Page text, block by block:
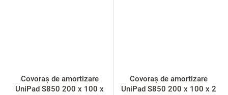
Covoraș de amortizare
UniPad S850 200 x 100 x
Covoraș de amortizare
UniPad S850 200 x 100 x 2